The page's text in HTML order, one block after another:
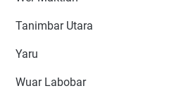
Tanimbar Utara
Yaru
Wuar Labobar